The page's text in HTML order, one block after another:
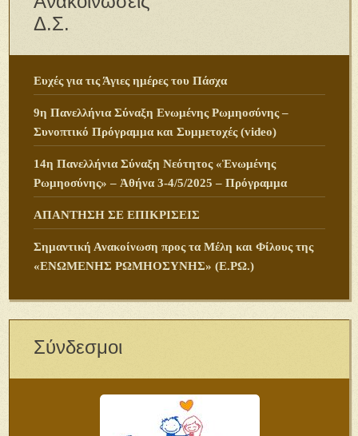
Δ.Σ.
Ευχές για τις Άγιες ημέρες του Πάσχα
9η Πανελλήνια Σύναξη Ενωμένης Ρωμηοσύνης –
Συνοπτικό Πρόγραμμα και Συμμετοχές (video)
14η Πανελλήνια Σύναξη Νεότητος «Ἑνωμένης
Ρωμηοσύνης» – Ἀθήνα 3-4/5/2025 – Πρόγραμμα
ΑΠΑΝΤΗΣΗ ΣΕ ΕΠΙΚΡΙΣΕΙΣ
Σημαντική Ανακοίνωση προς τα Μέλη και Φίλους της
«ΕΝΩΜΕΝΗΣ ΡΩΜΗΟΣΥΝΗΣ» (Ε.ΡΩ.)
Σύνδεσμοι